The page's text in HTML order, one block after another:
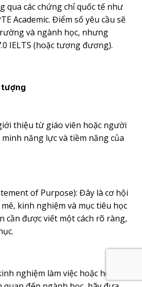
qua các chứng chỉ quốc tế như
Academic. Điểm số yêu cầu sẽ
và ngành học, nhưng
IELTS (hoặc tương đương).
tượng
thiệu từ giáo viên hoặc người
năng lực và tiềm năng của
of Purpose): Đây là cơ hội
kinh nghiệm và mục tiêu học
cần được viết một cách rõ ràng,
nghiệm làm việc hoặc hoạt